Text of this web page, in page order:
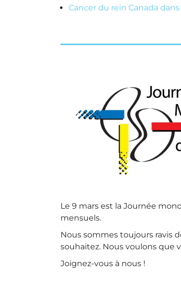
Cancer du rein Canada
Le 9 mars est la Journée
mensuels.
Nous sommes toujours ravis
souhaitez. Nous voulons que
Joignez-vous à nous !